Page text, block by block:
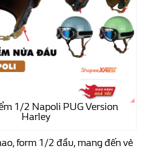
1/2 Napoli PUG Version
Harley
form 1/2 đầu, mang đến vẻ